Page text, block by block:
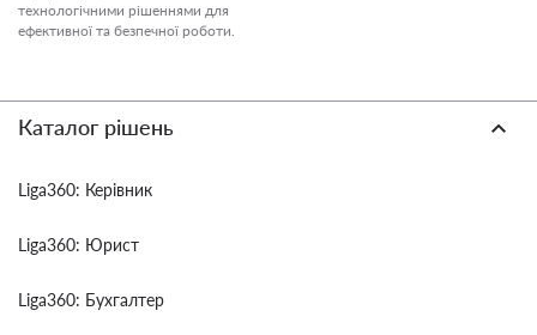
технологічними рішеннями для
ефективної та безпечної роботи.
Каталог рішень
Liga360: Керівник
Liga360: Юрист
Liga360: Бухгалтер